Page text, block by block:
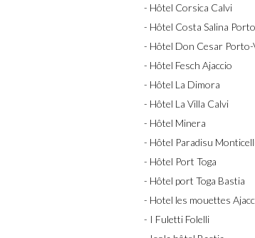
- Hôtel Corsica Calvi
- Hôtel Costa Salina
- Hôtel Don Cesar Porto-
- Hôtel Fesch Ajaccio
- Hôtel La Dimora
- Hôtel La Villa Calvi
- Hôtel Minera
- Hôtel Paradisu
- Hôtel Port Toga
- Hôtel port Toga Bastia
- Hotel les mouettes
- I Fuletti Folelli